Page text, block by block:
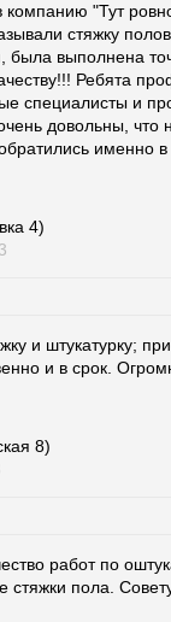
"Тут
стяжку
была выполнена
Ребята
специалисты и
довольны, что
именно в
4)
и штукатурку;
и в срок.
8)
работ по
стяжки пола.